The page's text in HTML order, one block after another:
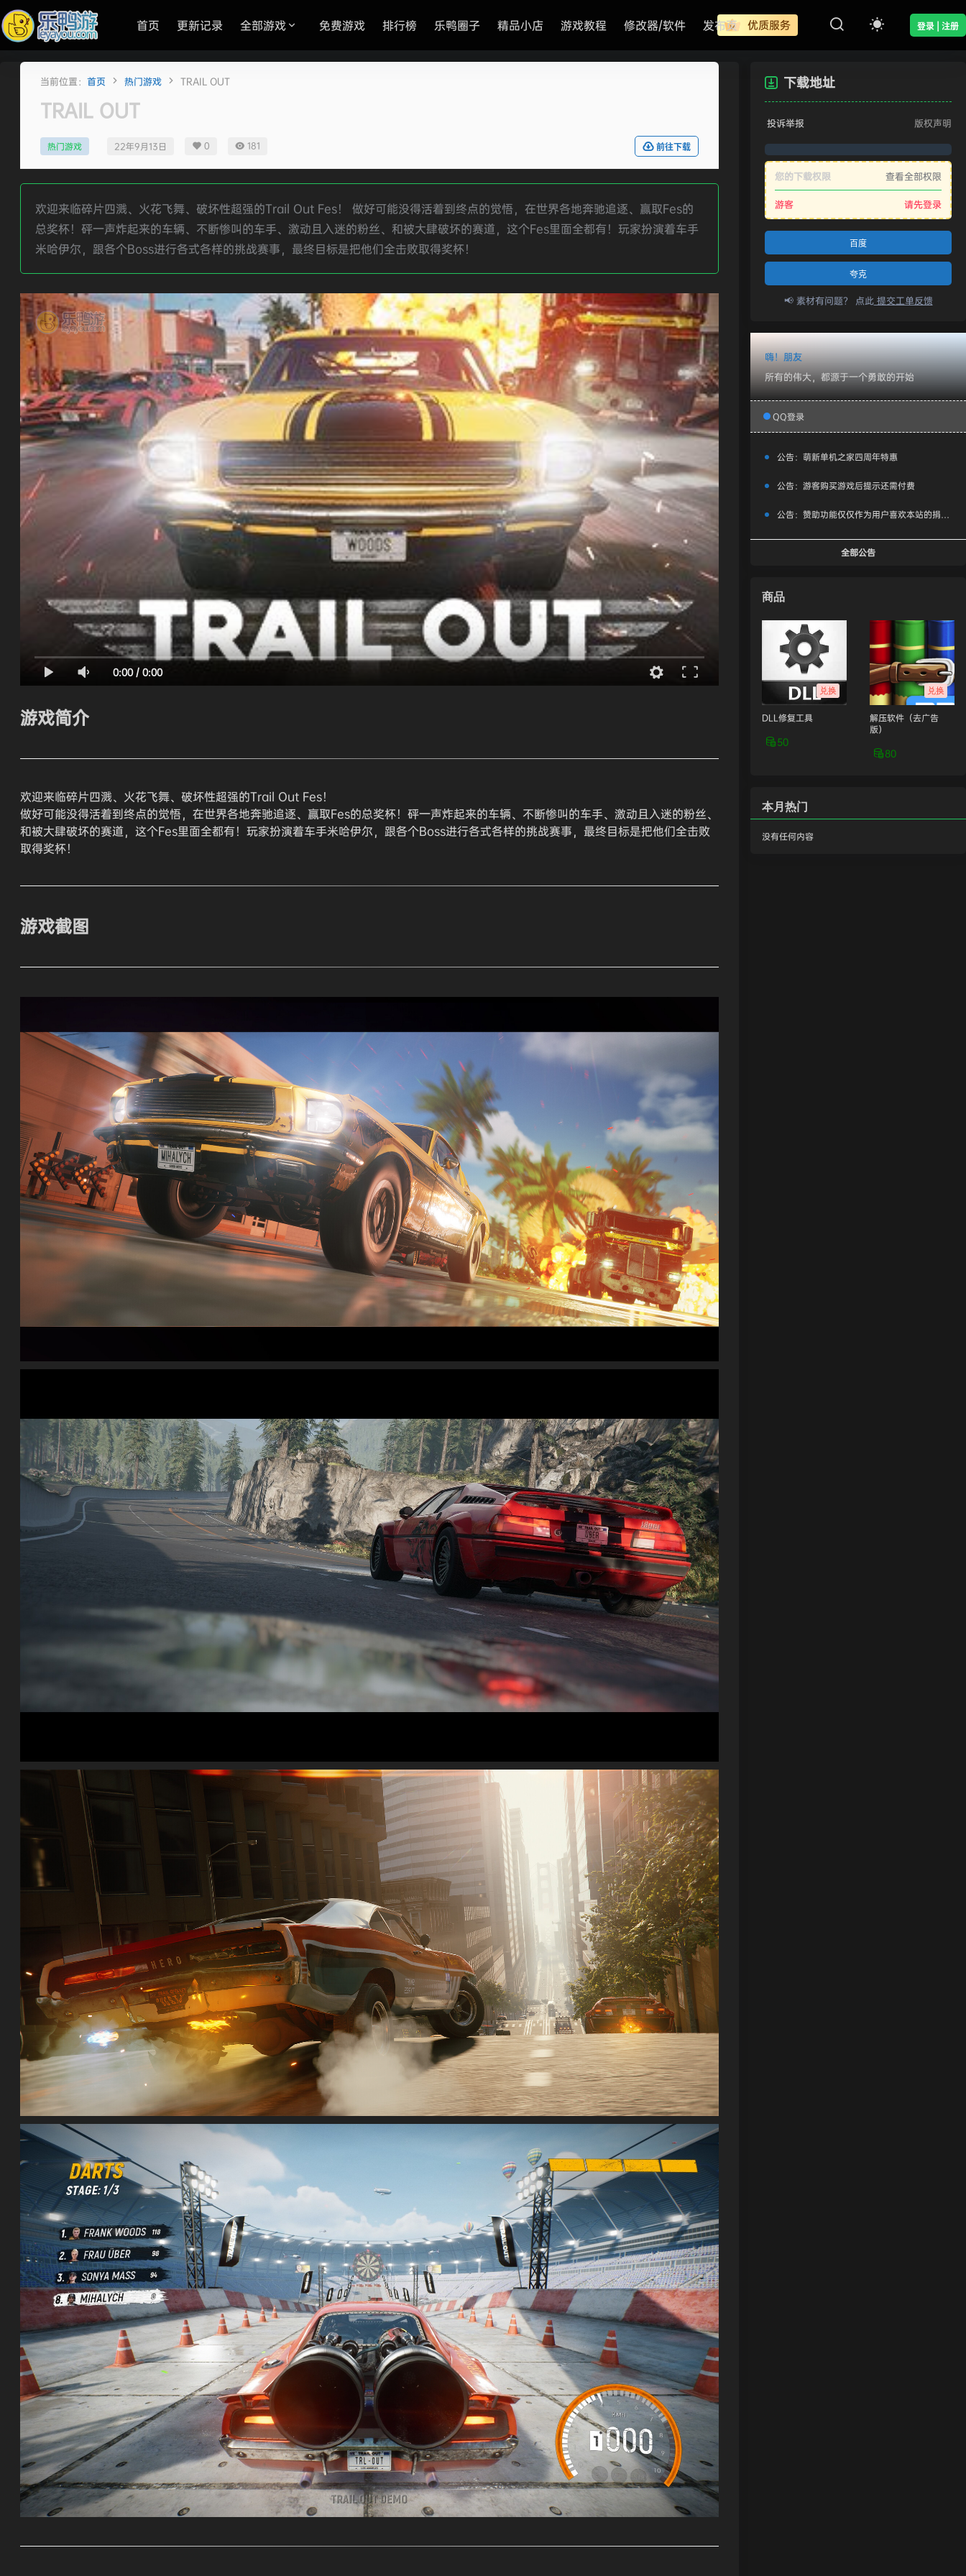
优质服务 登录 | 注册
首页 更新记录 全部游戏 免费游戏 排行榜 乐鸭圈子 精品小店 游戏教程 修改器/软件 发布页
当前位置： 首页 热门游戏 TRAIL OUT
TRAIL OUT
热门游戏 22年9月13日 0 181 前往下载
欢迎来临碎片四溅、火花飞舞、破坏性超强的Trail Out Fes！ 做好可能没得活着到终点的觉悟，在世界各地奔驰追逐、赢取Fes的
总奖杯！砰一声炸起来的车辆、不断惨叫的车手、激动且入迷的粉丝、和被大肆破坏的赛道，这个Fes里面全都有！玩家扮演着车手
米哈伊尔，跟各个Boss进行各式各样的挑战赛事，最终目标是把他们全击败取得奖杯！
0:00/ 0:00
游戏简介
欢迎来临碎片四溅、火花飞舞、破坏性超强的Trail Out Fes！
做好可能没得活着到终点的觉悟，在世界各地奔驰追逐、赢取Fes的总奖杯！砰一声炸起来的车辆、不断惨叫的车手、激动且入迷的粉丝、
和被大肆破坏的赛道，这个Fes里面全都有！玩家扮演着车手米哈伊尔，跟各个Boss进行各式各样的挑战赛事，最终目标是把他们全击败
取得奖杯！
游戏截图
下载地址
投诉举报 版权声明
您的下载权限 查看全部权限
游客 请先登录
百度
夸克
📢 素材有问题？ 点此提交工单反馈
嗨！朋友
所有的伟大，都源于一个勇敢的开始
QQ登录
公告： 萌新单机之家四周年特惠
公告： 游客购买游戏后提示还需付费
公告： 赞助功能仅仅作为用户喜欢本站的捐赠打赏功能，同时赞助费用也将作为服务器费用,网盘扩容费用等，所有内容不作为商业行为。
全部公告
商品
兑换
DLL修复工具
50
兑换
解压软件（去广告
版）
80
本月热门
没有任何内容